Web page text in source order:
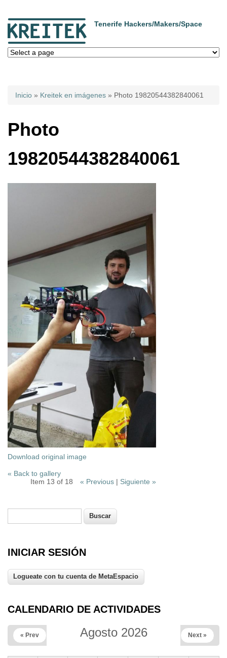
Tenerife Hackers/Makers/Space
Usted está aquí
Inicio » Kreitek en imágenes » Photo 19820544382840061
Photo
19820544382840061
Download original image
« Back to gallery
Item 13 of 18
« Previous| Siguiente »
Formulario de búsqueda
INICIAR SESIÓN
CALENDARIO DE ACTIVIDADES
Agosto 2026
« Prev Next »